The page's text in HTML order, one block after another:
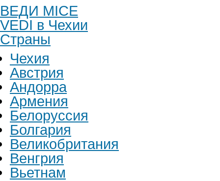
ВЕДИ MICE
VEDI в Чехии
Страны
Чехия
Австрия
Андорра
Армения
Белоруссия
Болгария
Великобритания
Венгрия
Вьетнам